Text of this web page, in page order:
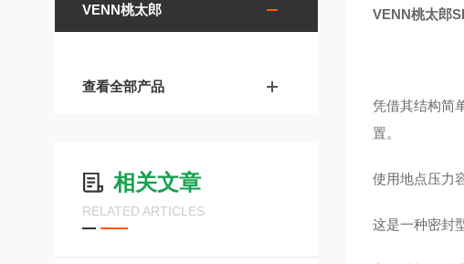
VENN桃太郎
查看全部产品
相关文章
RELATED ARTICLES
VENN桃太郎
凭借其结构简
置。
使用地点压力
这是一种密封